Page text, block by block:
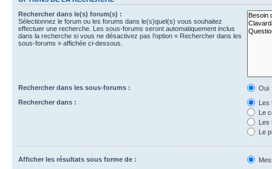
Rechercher dans le(s) forum(s) :
Sélectionnez le forum ou les forums dans le(s)quel(s) vous souhaitez
effectuer une recherche. Les sous-forums seront automatiquement inclus
dans la recherche si vous ne désactivez pas l’option « Rechercher dans les
sous-forums » affichée ci-dessous.
Rechercher dans les sous-forums :
Oui
Rechercher dans :
Les
Le
Les
Le
Afficher les résultats sous forme de :